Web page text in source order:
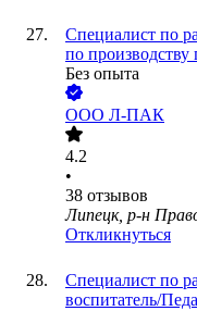
Специалист по
по производству
Без опыта
ООО Л-ПАК
4.2
•
38 отзывов
Липецк, р-н
Откликнуться
Специалист по
воспитатель/